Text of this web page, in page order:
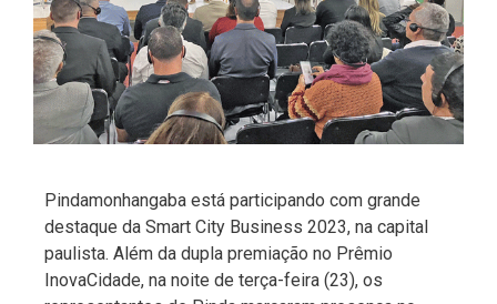
Pindamonhangaba está participando com grande
destaque da Smart City Business 2023, na capital
paulista. Além da dupla premiação no Prêmio
InovaCidade, na noite de terça-feira (23), os